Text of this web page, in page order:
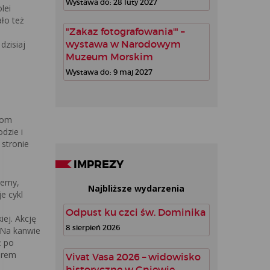
też
i
cykl
Akcję
kanwie
po
Wystawa do: 28 luty 2027
"Zakaz fotografowania'" –
wystawa w Narodowym
Muzeum Morskim
Wystawa do: 9 maj 2027
IMPREZY
Najbliższe wydarzenia
Odpust ku czci św. Dominika
8 sierpień 2026
Vivat Vasa 2026 – widowisko